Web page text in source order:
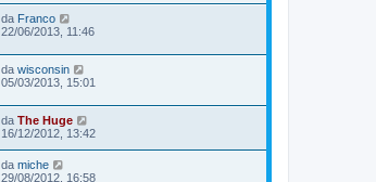
da Franco
22/06/2013, 11:46
da wisconsin
05/03/2013, 15:01
da The Huge
16/12/2012, 13:42
da miche
29/08/2012, 16:58